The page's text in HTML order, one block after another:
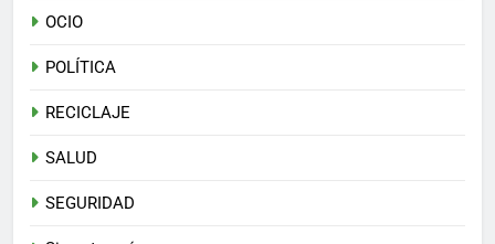
OCIO
POLÍTICA
RECICLAJE
SALUD
SEGURIDAD